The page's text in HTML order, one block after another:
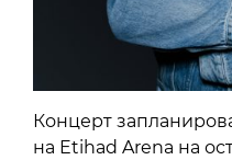
Концерт
на Etihad Arena на